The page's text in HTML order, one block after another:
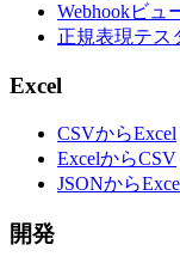
Webhookビュ
正規表現テス
Excel
CSVからExcel
ExcelからCSV
JSONから
開発